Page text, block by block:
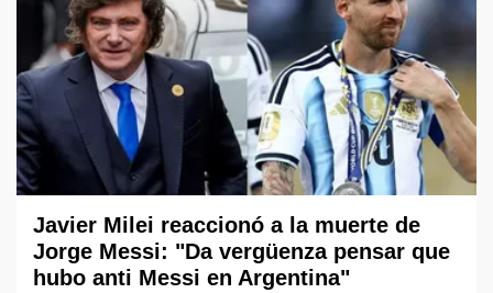
Javier Milei reaccionó a la muerte de
Jorge Messi: "Da vergüenza pensar que
hubo anti Messi en Argentina"